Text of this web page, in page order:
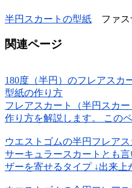
半円スカートの型紙 ファス
関連ページ
180度（半円）のフレアスカ
型紙の作り方
フレアスカート（半円スカ
作り方を解説します。 この
ウエストゴムの半円フレア
サーキュラースカートとも
ザーを寄せるタイプ ↓出来上